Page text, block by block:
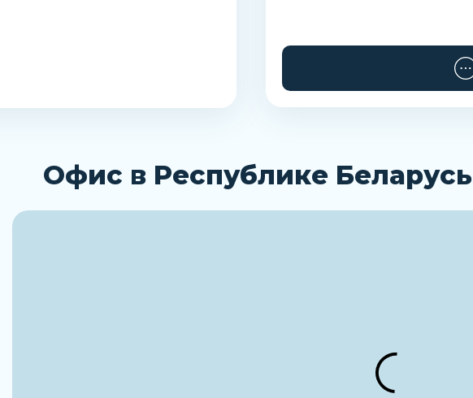
Офис в Республике Беларусь